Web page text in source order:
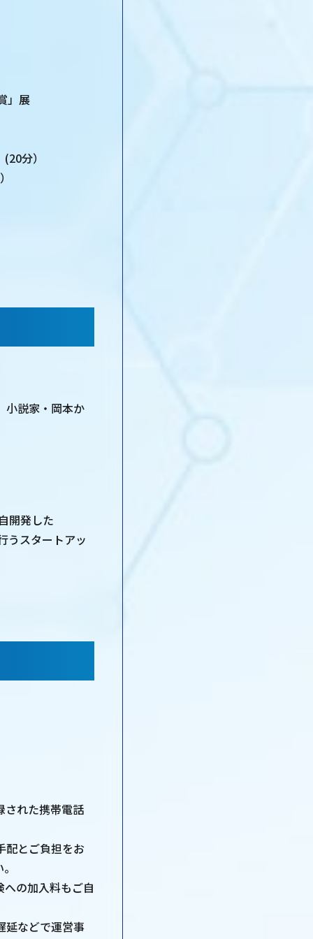
」展
分）
小説家・岡本か
開発した
うスタートアッ
された携帯電話
配とご負担をお
の加入料もご自
延などで運営事